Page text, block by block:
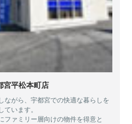
宮平松本町店
ながら、宇都宮での快適な暮らしを
ています。
ファミリー層向けの物件を得意と